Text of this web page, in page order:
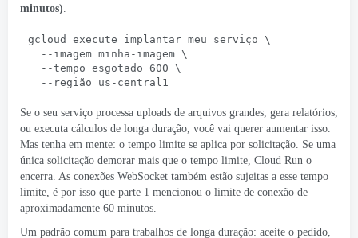
minutos).
gcloud execute implantar meu serviço \
  --imagem minha-imagem \
  --tempo esgotado 600 \
  --região us-central1
Se o seu serviço processa uploads de arquivos grandes, gera relatórios,
ou executa cálculos de longa duração, você vai querer aumentar isso.
Mas tenha em mente: o tempo limite se aplica por solicitação. Se uma
única solicitação demorar mais que o tempo limite, Cloud Run o
encerra. As conexões WebSocket também estão sujeitas a esse tempo
limite, é por isso que parte 1 mencionou o limite de conexão de
aproximadamente 60 minutos.
Um padrão comum para trabalhos de longa duração: aceite o pedido,